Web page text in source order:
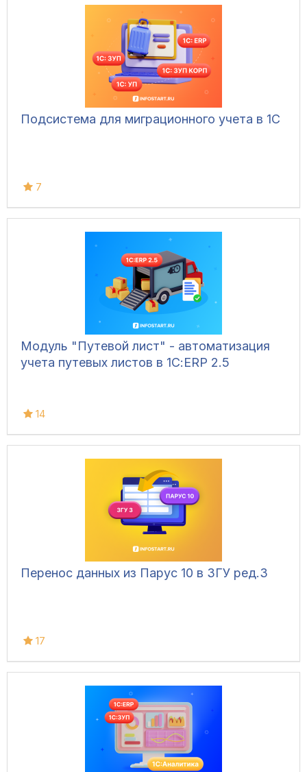
Подсистема для миграционного учета в 1С
7
Модуль "Путевой лист" - автоматизация
учета путевых листов в 1С:ERP 2.5
14
Перенос данных из Парус 10 в ЗГУ ред.3
17